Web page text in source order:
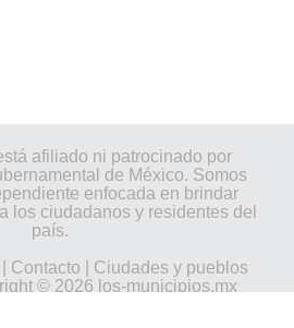
afiliado ni patrocinado por
de México. Somos
enfocada en brindar
los ciudadanos y residentes del
país.
Contacto
Ciudades y pueblos
© 2026 los-municipios.mx